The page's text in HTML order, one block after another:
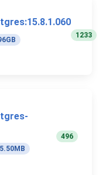
1233
496